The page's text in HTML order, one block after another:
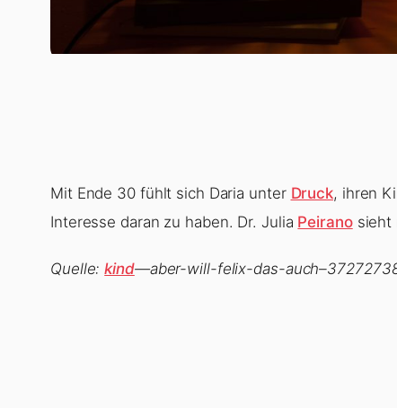
Mit Ende 30 fühlt sich Daria unter Druck, ihren
Interesse daran zu haben. Dr. Julia Peiranosieht
Quelle:kind—aber-will-felix-das-